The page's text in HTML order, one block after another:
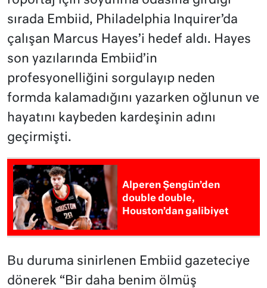
sırada Embiid, Philadelphia Inquirer’da
çalışan Marcus Hayes’i hedef aldı. Hayes
son yazılarında Embiid’in
profesyonelliğini sorgulayıp neden
formda kalamadığını yazarken oğlunun ve
hayatını kaybeden kardeşinin adını
geçirmişti.
Alperen Şengün’den
double double,
Houston’dan galibiyet
Bu duruma sinirlenen Embiid gazeteciye
dönerek “Bir daha benim ölmüş